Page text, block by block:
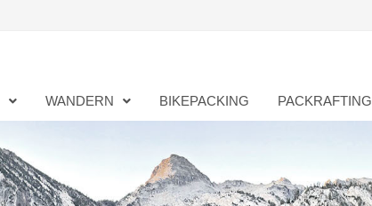
WANDERN BIKEPACKING PACKRAFTING